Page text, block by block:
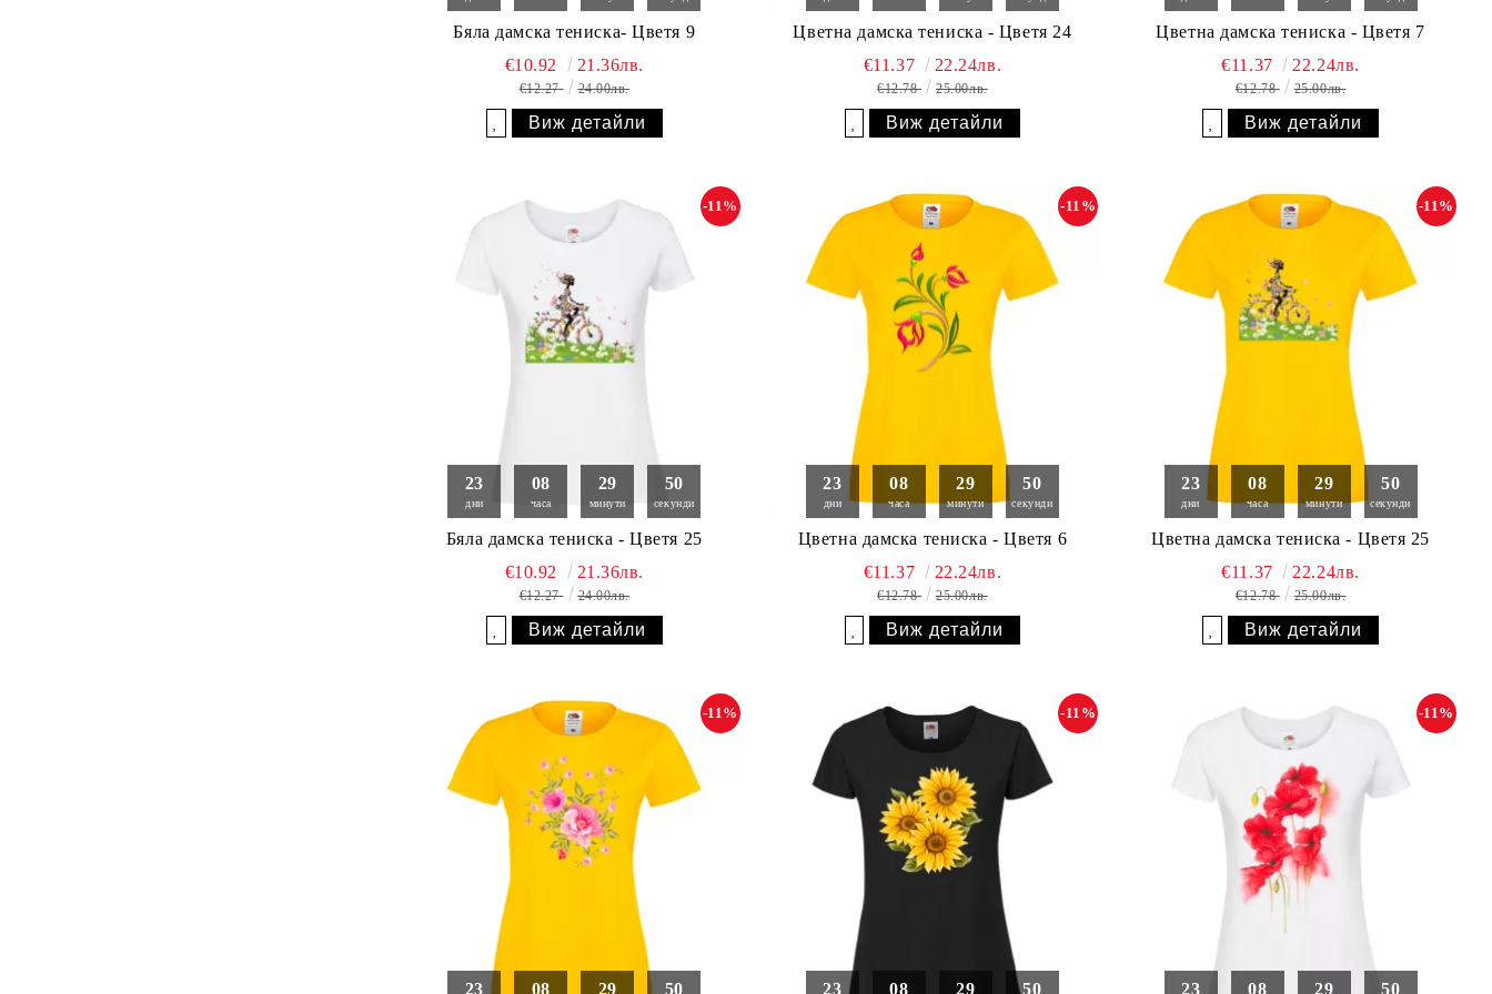
Бяла дамска тениска- Цветя 9
€10.92 21.36лв.
€12.27 24.00лв.
Виж детайли
Цветна дамска тениска - Цветя 24
€11.37 22.24лв.
€12.78 25.00лв.
Виж детайли
Цветна дамска тениска - Цветя 7
€11.37 22.24лв.
€12.78 25.00лв.
Виж детайли
23
дни
08
часа
29
минути
49
секунди
Бяла дамска тениска - Цветя 25
-11%
€10.92 21.36лв.
€12.27 24.00лв.
Виж детайли
23
дни
08
часа
29
минути
49
секунди
Цветна дамска тениска - Цветя 6
-11%
€11.37 22.24лв.
€12.78 25.00лв.
Виж детайли
23
дни
08
часа
29
минути
49
секунди
Цветна дамска тениска - Цветя 25
-11%
€11.37 22.24лв.
€12.78 25.00лв.
Виж детайли
23 08 29 49
-11%
23 08 29 49
-11%
23 08 29 49
-11%